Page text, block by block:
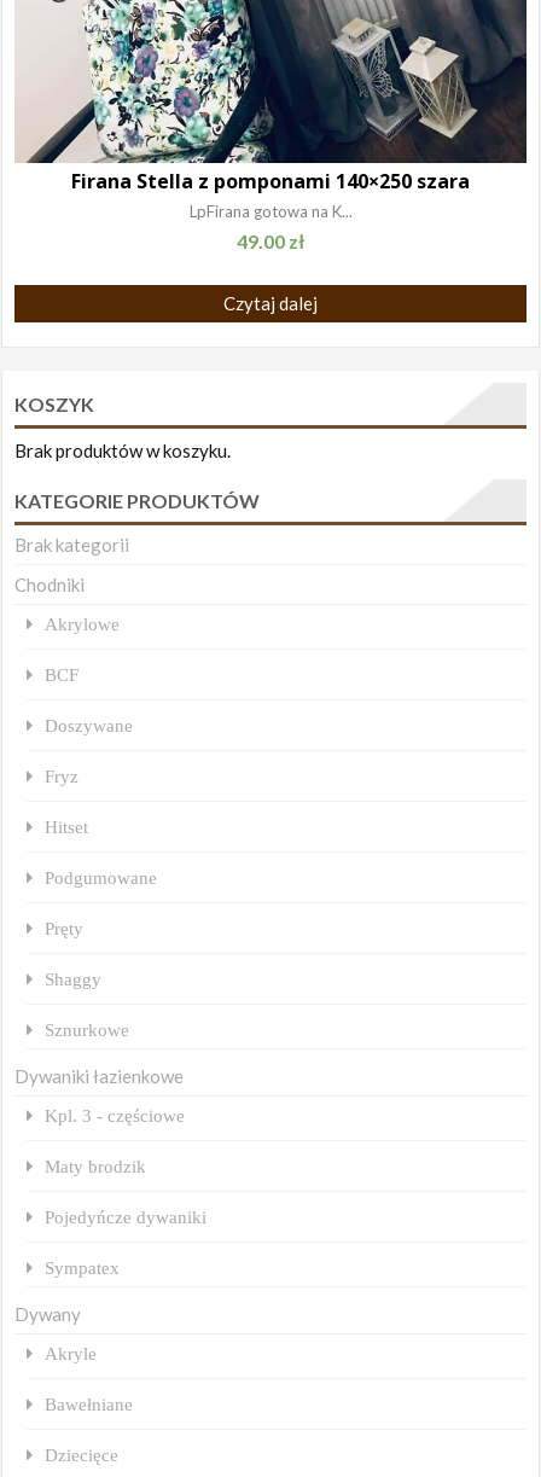
Firana Stella z pomponami 140×250 szara
LpFirana gotowa na K...
49.00 zł
Czytaj dalej
KOSZYK
Brak produktów w koszyku.
KATEGORIE PRODUKTÓW
Brak kategorii
Chodniki
Akrylowe
BCF
Doszywane
Fryz
Hitset
Podgumowane
Pręty
Shaggy
Sznurkowe
Dywaniki łazienkowe
Kpl. 3 - częściowe
Maty brodzik
Pojedyńcze dywaniki
Sympatex
Dywany
Akryle
Bawełniane
Dziecięce